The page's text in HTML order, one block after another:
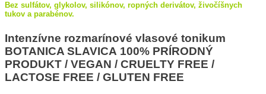
Bez sulfátov, glykolov, silikónov, ropných derivátov, živočíšnych
tukov a parabénov.
Intenzívne rozmarínové vlasové tonikum
BOTANICA SLAVICA 100% PRÍRODNÝ
PRODUKT / VEGAN / CRUELTY FREE /
LACTOSE FREE / GLUTEN FREE